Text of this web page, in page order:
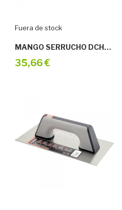
Fuera de stock
MANGO SERRUCHO DCHA. LARGO EX-RL
35,66 €